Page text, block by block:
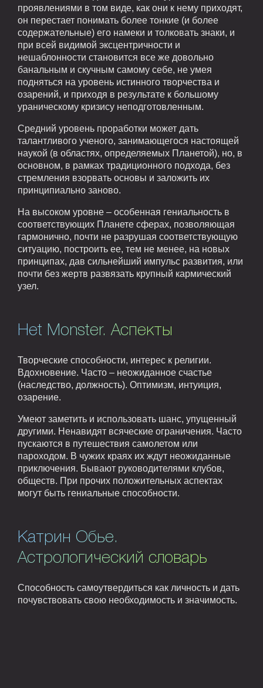
проявлениями в том виде, как они к нему приходят,
он перестает понимать более тонкие (и более
содержательные) его намеки и толковать знаки, и
при всей видимой эксцентричности и
нешаблонности становится все же довольно
банальным и скучным самому себе, не умея
подняться на уровень истинного творчества и
озарений, и приходя в результате к большому
ураническому кризису неподготовленным.
Средний уровень проработки может дать
талантливого ученого, занимающегося настоящей
наукой (в областях, определяемых Планетой), но, в
основном, в рамках традиционного подхода, без
стремления взорвать основы и заложить их
принципиально заново.
На высоком уровне – особенная гениальность в
соответствующих Планете сферах, позволяющая
гармонично, почти не разрушая соответствующую
ситуацию, построить ее, тем не менее, на новых
принципах, дав сильнейший импульс развития, или
почти без жертв развязать крупный кармический
узел.
Het Monster. Аспекты
Творческие способности, интерес к религии.
Вдохновение. Часто – неожиданное счастье
(наследство, должность). Оптимизм, интуиция,
озарение.
Умеют заметить и использовать шанс, упущенный
другими. Ненавидят всяческие ограничения. Часто
пускаются в путешествия самолетом или
пароходом. В чужих краях их ждут неожиданные
приключения. Бывают руководителями клубов,
обществ. При прочих положительных аспектах
могут быть гениальные способности.
Катрин Обье.
Астрологический словарь
Способность самоутвердиться как личность и дать
почувствовать свою необходимость и значимость.